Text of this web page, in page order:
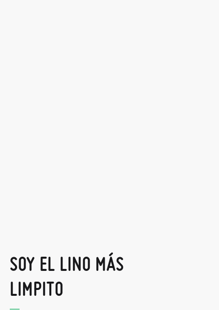
SOY EL LINO MÁS
LIMPITO